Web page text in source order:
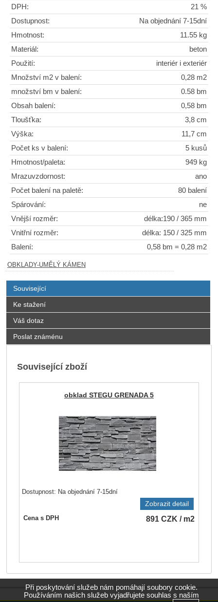
DPH:
21 %
Dostupnost:
Na objednání 7-15dní
Hmotnost:
11.55 kg
Materiál:
beton
Použití:
interiér i exteriér
Množství m2 v balení:
0,28 m2
množství bm v balení:
0.58 bm
Obsah balení:
0,58 bm
Tloušťka:
3,8 cm
Výška:
11,7 cm
Počet ks v balení:
5 kusů
Hmotnost/paleta:
949 kg
Mrazuvzdornost:
ano
Počet balení na paletě:
80 balení
Spárování:
ne
Vnější rozměr:
délka:190 / 365 mm
Vnitřní rozměr:
délka: 150 / 325 mm
Balení:
0,58 bm = 0,28 m2
OBKLADY-UMĚLÝ KÁMEN
Související
Ke stažení
Váš dotaz
Poslat známénu
Související zboží
obklad STEGU GRENADA 5
Dostupnost: Na objednání 7-15dní
Zobrazit detail
Cena s DPH 891 CZK / m2
Při poskytování služeb nám pomáhají soubory cookie.
Používáním našich služeb vyjadřujete souhlas s naším